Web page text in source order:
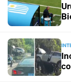
2
Buscan
mientras
3 Unión, con